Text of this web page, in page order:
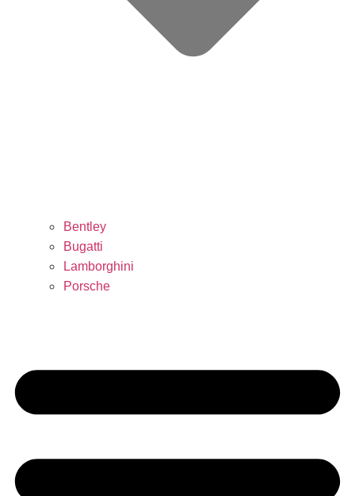
Bentley
Bugatti
Lamborghini
Porsche